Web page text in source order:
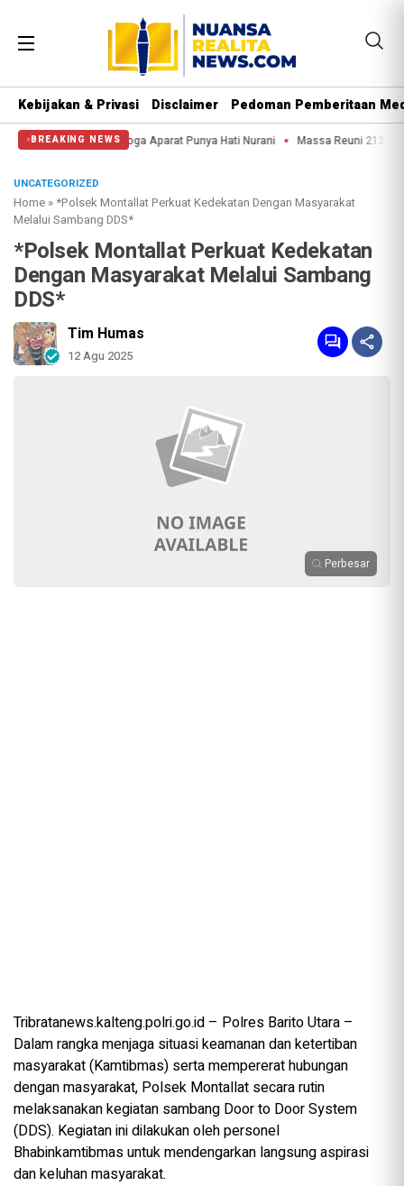
Kebijakan & Privasi Disclaimer Pedoman Pemberitaan
BREAKING NEWS
Semoga Aparat Punya Hati Nurani Massa Reuni 212 Hanya Bisa
UNCATEGORIZED
Home » *Polsek Montallat Perkuat Kedekatan Dengan Masyarakat
Melalui Sambang DDS*
*Polsek Montallat Perkuat Kedekatan
Dengan Masyarakat Melalui Sambang
DDS*
Tim Humas
12 Agu 2025
Perbesar
Tribratanews.kalteng.polri.go.id – Polres Barito Utara –
Dalam rangka menjaga situasi keamanan dan ketertiban
masyarakat (Kamtibmas) serta mempererat hubungan
dengan masyarakat, Polsek Montallat secara rutin
melaksanakan kegiatan sambang Door to Door System
(DDS). Kegiatan ini dilakukan oleh personel
Bhabinkamtibmas untuk mendengarkan langsung aspirasi
dan keluhan masyarakat.